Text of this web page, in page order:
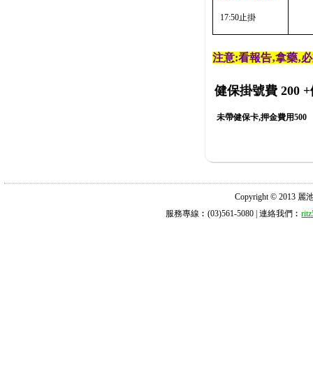
17:50止掛
注意:看報告‚拿藥‚
健保掛號費 200 +
未帶健保卡,押金費用500
Copyright © 2013 麗
服務專線︰(03)561-5080 | 連絡我們︰